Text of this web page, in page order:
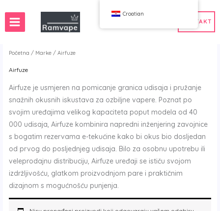
sadržaj
KONTAKT
Početna / Marke / Airfuze
Airfuze
Airfuze je usmjeren na pomicanje granica udisaja i pružanje
snažnih okusnih iskustava za ozbiljne vapere. Poznat po
svojim uređajima velikog kapaciteta poput modela od 40
000 udisaja, Airfuze kombinira napredni inženjering zavojnice
s bogatim rezervama e-tekućine kako bi okus bio dosljedan
od prvog do posljednjeg udisaja. Bilo za osobnu upotrebu ili
veleprodajnu distribuciju, Airfuze uređaji se ističu svojom
izdržljivošću, glatkom proizvodnjom pare i praktičnim
dizajnom s mogućnošću punjenja.
vape PoljskaVeleprodaja vape Španjolska
Hrvatskoj
Bang
FIHP
HIFANCY
Dobrić
OKSO
Croatian